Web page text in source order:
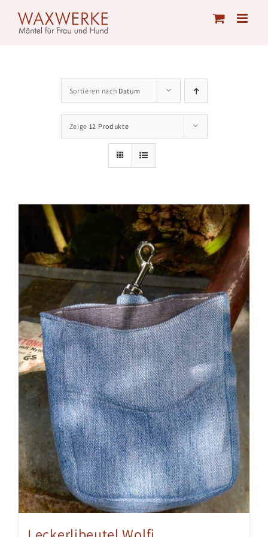
content
Sortieren nach Datum
Zeige 12 Produkte